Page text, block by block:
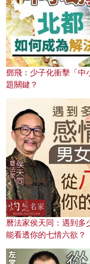
鄧飛：少子化衝擊「中
題關鍵？
曆法家侯天同：遇到多
能看透你的七情六欲？